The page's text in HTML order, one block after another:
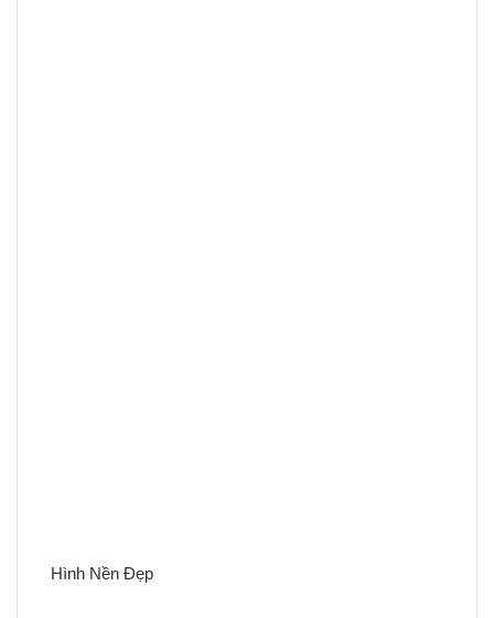
Hình Nền Đẹp